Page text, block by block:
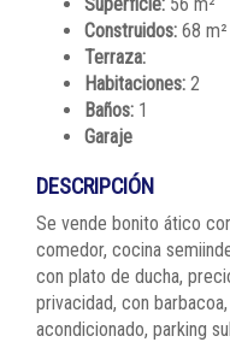
Construidos: 68 m²
Terraza:
Habitaciones: 2
Baños: 1
Garaje
DESCRIPCIÓN
Se vende bonito ático
comedor, cocina
con plato de ducha,
privacidad, con
acondicionado, parking